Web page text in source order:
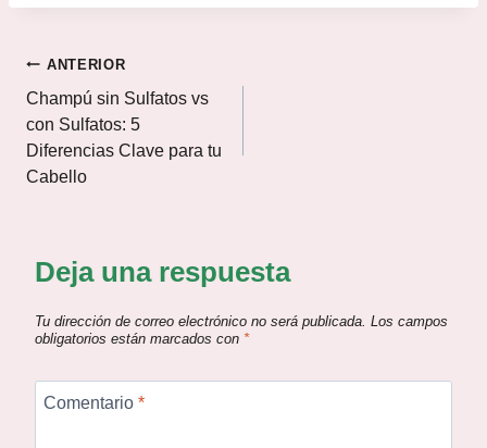
ANTERIOR
Champú sin Sulfatos vs
con Sulfatos: 5
Diferencias Clave para tu
Cabello
Deja una respuesta
Tu dirección de correo electrónico no será publicada. Los campos
obligatorios están marcados con *
Comentario *